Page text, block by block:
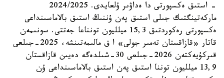
- استىق ەكسپورتى دا ەداۋىر ۇلعايدى. 2024/2025
ماركەتينگتىك جىلى استىق پەن ۇننىڭ استىق بالاماسىنداعى
ەكسپورتى رەكوردتىق 15,3 ميلليون تونناعا جەتتى. سونىمەن
قاتار «قازاقستان تەمىر جولى» ا ق مالىمەتىنشە، 2025-جىلعى
قىركۇيەكتەن 2026-جىلعى 30-شىلدەگە دەيىن قازاقستان
13,9 ميلليون توننا استىق پەن استىق بالاماسىنداعى ۇن